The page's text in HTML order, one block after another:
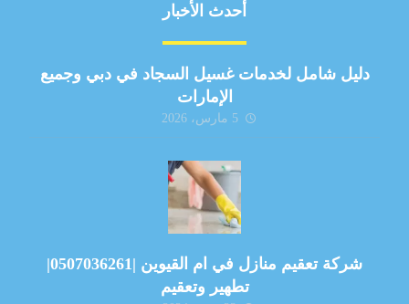
أحدث الأخبار
دليل شامل لخدمات غسيل السجاد في دبي وجميع
الإمارات
5 مارس، 2026
شركة تعقيم منازل في ام القيوين |0507036261|
تطهير وتعقيم